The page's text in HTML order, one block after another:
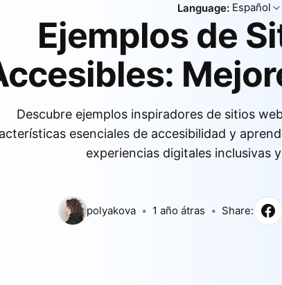
Language: Español
Ejemplos de
Descubre ejemplos inspiradores de sitios
esenciales de accesibilidad y
experiencias digitales inclusivas
polyakova 1 año átras Share: